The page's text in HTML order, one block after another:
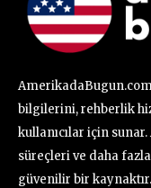
bilgilerini, rehberlik
kullanıcılar için
süreçleri ve daha
güvenilir bir